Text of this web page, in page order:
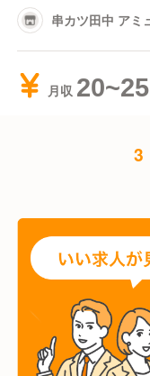
串カツ田中 アミ
月収 20~25
3